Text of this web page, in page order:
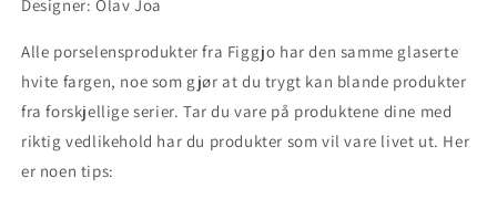
Designer: Olav Joa
Alle porselensprodukter fra Figgjo har den samme glaserte
hvite fargen, noe som gjør at du trygt kan blande produkter
fra forskjellige serier. Tar du vare på produktene dine med
riktig vedlikehold har du produkter som vil vare livet ut. Her
er noen tips: